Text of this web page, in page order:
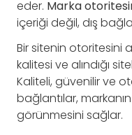
eder. Marka
içeriği değil, dış
Bir sitenin otoritesini
kalitesi ve alındığı
Kaliteli, güvenilir ve
bağlantılar,
görünmesini sağlar.